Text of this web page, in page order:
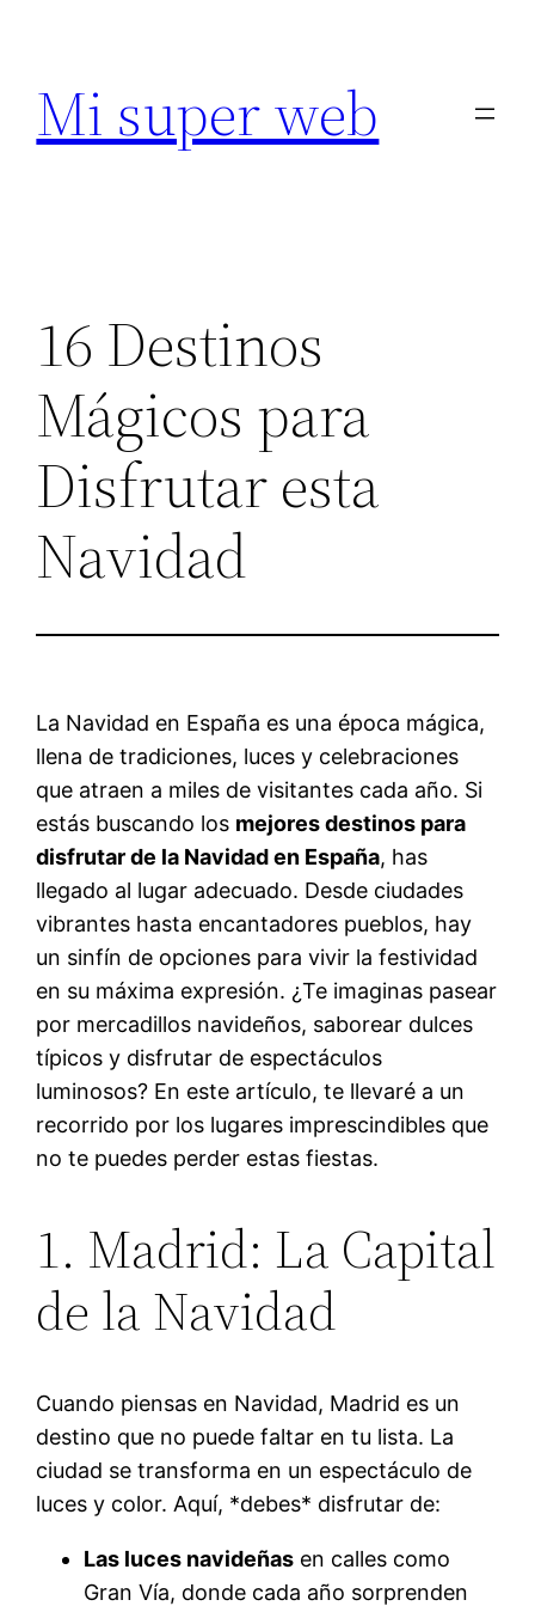
contenido
Mi super web
16 Destinos
Mágicos para
Disfrutar esta
Navidad
La Navidad en España es una época mágica,
llena de tradiciones, luces y celebraciones
que atraen a miles de visitantes cada año. Si
estás buscando los mejores destinos para
disfrutar de la Navidad en España, has
llegado al lugar adecuado. Desde ciudades
vibrantes hasta encantadores pueblos, hay
un sinfín de opciones para vivir la festividad
en su máxima expresión. ¿Te imaginas pasear
por mercadillos navideños, saborear dulces
típicos y disfrutar de espectáculos
luminosos? En este artículo, te llevaré a un
recorrido por los lugares imprescindibles que
no te puedes perder estas fiestas.
1. Madrid: La Capital
de la Navidad
Cuando piensas en Navidad, Madrid es un
destino que no puede faltar en tu lista. La
ciudad se transforma en un espectáculo de
luces y color. Aquí, *debes* disfrutar de:
Las luces navideñas en calles como
Gran Vía, donde cada año sorprenden